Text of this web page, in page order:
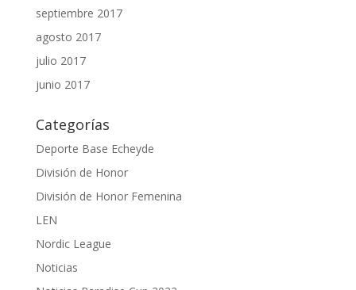
septiembre 2017
agosto 2017
julio 2017
junio 2017
Categorías
Deporte Base Echeyde
División de Honor
División de Honor Femenina
LEN
Nordic League
Noticias